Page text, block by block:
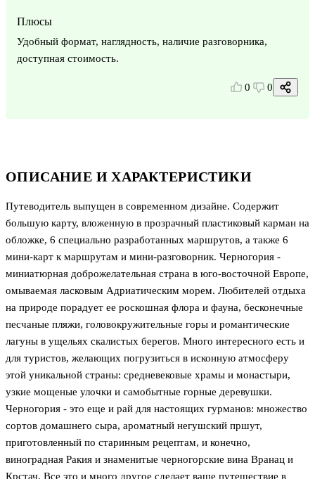
ОПИСАНИЕ И ХАРАКТЕРИСТИКИ
Путеводитель выпущен в современном дизайне. Содержит
большую карту, вложенную в прозрачный пластиковый карман на
обложке, 6 специально разработанных маршрутов, а также 6
мини-карт к маршрутам и мини-разговорник. Черногория -
миниатюрная доброжелательная страна в юго-восточной Европе,
омываемая ласковым Адриатическим морем. Любителей отдыха
на природе порадует ее роскошная флора и фауна, бесконечные
песчаные пляжи, головокружительные горы и романтические
лагуны в ущельях скалистых берегов. Много интересного есть и
для туристов, желающих погрузиться в исконную атмосферу
этой уникальной страны: средневековые храмы и монастыри,
узкие мощеные улочки и самобытные горные деревушки.
Черногория - это еще и рай для настоящих гурманов: множество
сортов домашнего сыра, ароматный негушский пршут,
приготовленный по старинным рецептам, и конечно,
виноградная Ракия и знаменитые черногорские вина Вранац и
Крстач. Все это и много другое сделает ваше путешествие в
Плюсы
Удобный формат, наглядность, наличие разговорника,
доступная стоимость.
0 0